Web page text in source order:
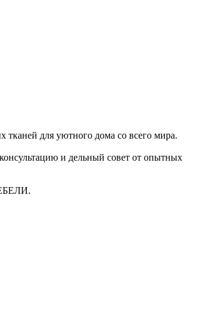
для уютного дома со всего мира.
и дельный совет от опытных